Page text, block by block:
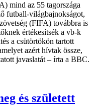
mind az 55 tagországa
futball-világbajnokságot,
(FIFA) továbbra is
értékesítsék a vb-k
a csütörtökön tartott
azért hívtak össze,
javaslatát – írta a BBC.
és született